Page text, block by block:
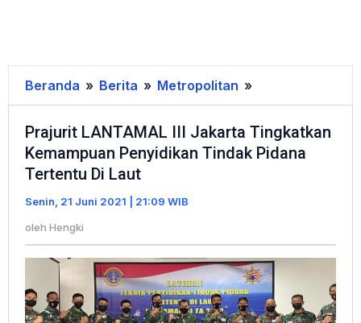
Beranda » Berita » Metropolitan »
LANTAMAL
III
Jakarta
Tindak
Pidana
Tertentu
Di
Prajurit LANTAMAL III Jakarta Tingkatkan
Kemampuan Penyidikan Tindak Pidana
Tertentu Di Laut
Senin, 21 Juni 2021 | 21:09 WIB
oleh Hengki